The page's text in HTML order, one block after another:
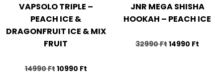
VAPSOLO TRIPLE –
PEACH ICE &
DRAGONFRUIT ICE & MIX
FRUIT
14990Ft10990 Ft
JNR MEGA SHISHA
HOOKAH – PEACH ICE
32990Ft14990 Ft